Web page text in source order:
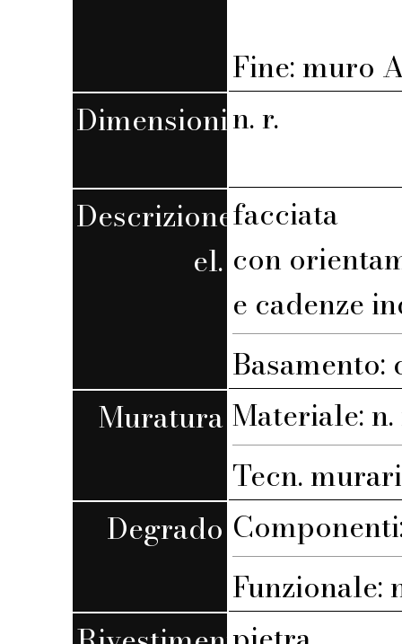
Fine: muro
Dimensionin. r.
Descrizione
el.
facciata
con
e cadenze
Muratura Materiale: n.
Tecn.
Degrado
Funzionale: